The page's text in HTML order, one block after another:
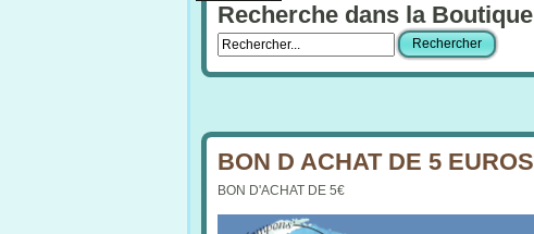
Recherche dans la Boutique
BON D ACHAT DE 5 EUROS
BON D'ACHAT DE 5€